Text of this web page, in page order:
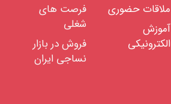
ملاقات حضوری
آموزش
الکترونیکی
فرصت های
شغلی
فروش در بازار
نساجی ایران